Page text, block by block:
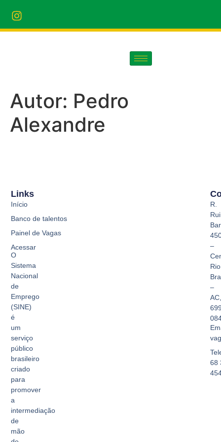
Autor: Pedro
Alexandre
O
Sistema
Nacional
de
Emprego
(SINE)
é
um
serviço
público
brasileiro
criado
para
promover
a
intermediação
de
mão
Links
Início
Banco de talentos
Painel de Vagas
Acessar
R.
Rui
–
Rio
–
AC,
68